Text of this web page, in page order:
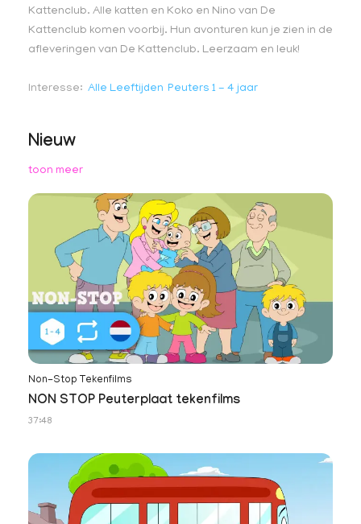
Kattenclub. Alle katten en Koko en Nino van De
Kattenclub komen voorbij. Hun avonturen kun je zien in de
afleveringen van De Kattenclub. Leerzaam en leuk!
Interesse Alle Leeftijden Peuters 1 - 4 jaar
Nieuw
toon meer
Non-Stop Tekenfilms
NON STOP Peuterplaat tekenfilms
37:48